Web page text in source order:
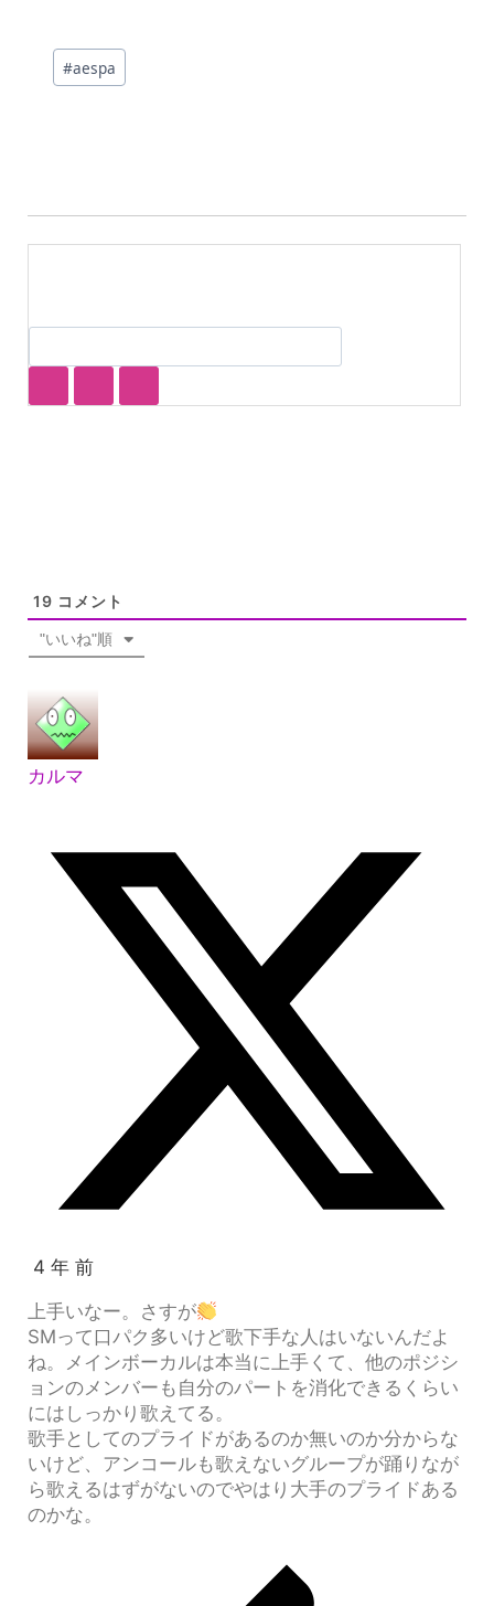
投
稿
#aespa
19 コメント
"いいね"順
カルマ
4 年 前
上手いなー。さすが
SMって口パク多いけど歌下手な人はいないんだよ
ね。メインボーカルは本当に上手くて、他のポジシ
ョンのメンバーも自分のパートを消化できるくらい
にはしっかり歌えてる。
歌手としてのプライドがあるのか無いのか分からな
いけど、アンコールも歌えないグループが踊りなが
ら歌えるはずがないのでやはり大手のプライドある
のかな。